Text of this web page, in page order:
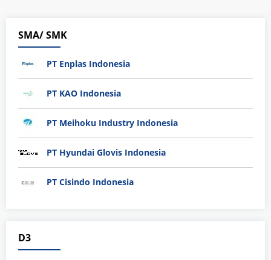
SMA/ SMK
PT Enplas Indonesia
PT KAO Indonesia
PT Meihoku Industry Indonesia
PT Hyundai Glovis Indonesia
PT Cisindo Indonesia
D3